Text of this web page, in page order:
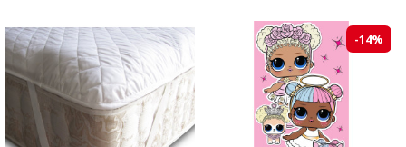
-14%